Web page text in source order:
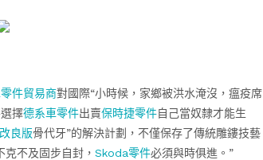
件貿易商對國際“小時候，家鄉被洪水淹沒，瘟疫席
擇德系車零件出賣保時捷零件自己當奴隸才能生
良版骨代牙”的解決計劃，不僅保存了傳統雕鏤技藝
不及固步自封， Skoda零件必須與時俱進。”